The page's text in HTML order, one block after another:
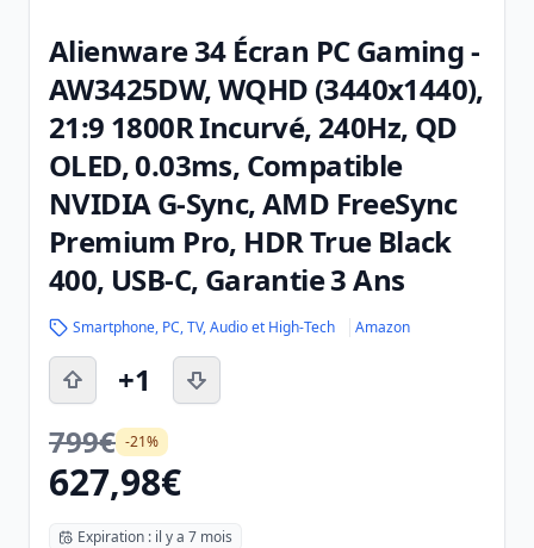
Alienware 34 Écran PC Gaming -
AW3425DW, WQHD (3440x1440),
21:9 1800R Incurvé, 240Hz, QD
OLED, 0.03ms, Compatible
NVIDIA G-Sync, AMD FreeSync
Premium Pro, HDR True Black
400, USB-C, Garantie 3 Ans
Smartphone, PC, TV, Audio et High-Tech Amazon
+1
799€ -21%
627,98€
Expiration : il y a 7 mois